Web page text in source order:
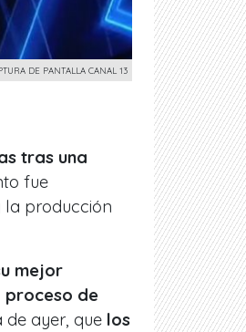
DE PANTALLA CANAL 13
tras una
fue
la producción
mejor
de
de ayer, que los